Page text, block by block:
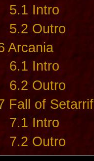
5.1 Intro
5.2 Outro
Arcania
6.1 Intro
6.2 Outro
Fall of Setarrif
7.1 Intro
7.2 Outro